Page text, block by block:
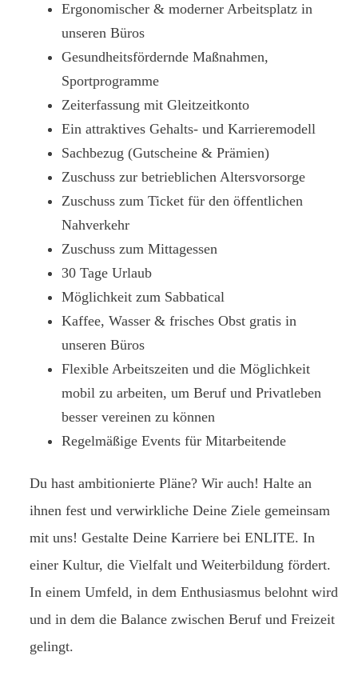
Ergonomischer & moderner Arbeitsplatz in
unseren Büros
Gesundheitsfördernde Maßnahmen,
Sportprogramme
Zeiterfassung mit Gleitzeitkonto
Ein attraktives Gehalts- und Karrieremodell
Sachbezug (Gutscheine & Prämien)
Zuschuss zur betrieblichen Altersvorsorge
Zuschuss zum Ticket für den öffentlichen
Nahverkehr
Zuschuss zum Mittagessen
30 Tage Urlaub
Möglichkeit zum Sabbatical
Kaffee, Wasser & frisches Obst gratis in
unseren Büros
Flexible Arbeitszeiten und die Möglichkeit
mobil zu arbeiten, um Beruf und Privatleben
besser vereinen zu können
Regelmäßige Events für Mitarbeitende
Du hast ambitionierte Pläne? Wir auch! Halte an
ihnen fest und verwirkliche Deine Ziele gemeinsam
mit uns! Gestalte Deine Karriere bei ENLITE. In
einer Kultur, die Vielfalt und Weiterbildung fördert.
In einem Umfeld, in dem Enthusiasmus belohnt wird
und in dem die Balance zwischen Beruf und Freizeit
gelingt.